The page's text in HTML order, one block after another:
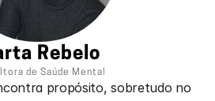
Rebelo
de Saúde Mental
propósito, sobretudo no